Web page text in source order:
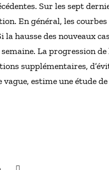
Sur les sept
En général, les
la hausse des nouveaux
La progression
supplémentaires,
estime une étude